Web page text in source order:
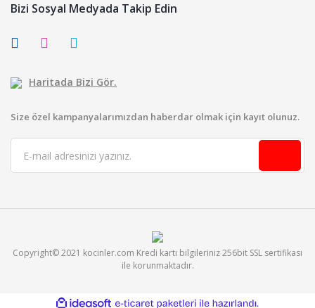
Bizi Sosyal Medyada Takip Edin
Haritada Bizi Gör.
Size özel kampanyalarımızdan haberdar olmak için kayıt olunuz.
Copyright© 2021 kocinler.com Kredi kartı bilgileriniz 256bit SSL sertifikası
ile korunmaktadır.
ideasoft e-